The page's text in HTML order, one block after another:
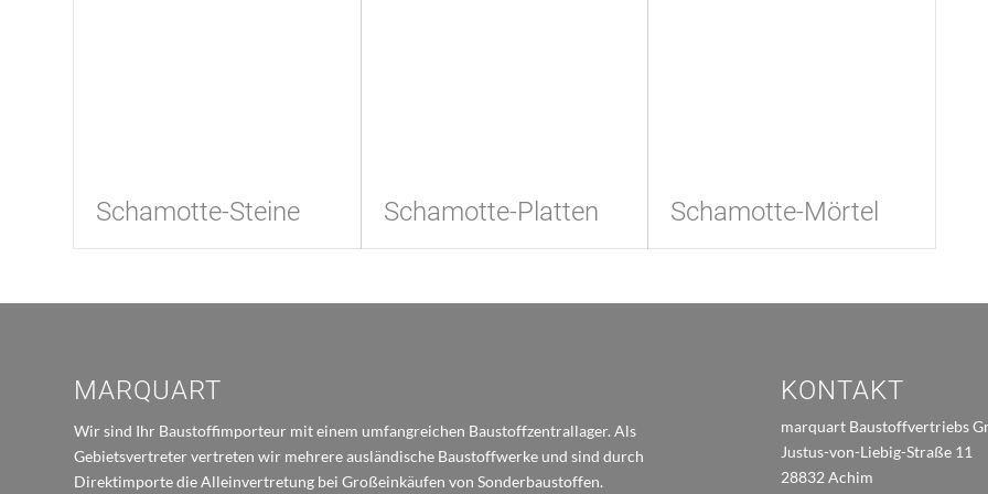
Schamotte-Steine Schamotte-Platten Schamotte-Mörtel
MARQUART
Wir sind Ihr Baustoffimporteur mit einem umfangreichen Baustoffzentrallager. Als
Gebietsvertreter vertreten wir mehrere ausländische Baustoffwerke und sind durch
Direktimporte die Alleinvertretung bei Großeinkäufen von Sonderbaustoffen.
KONTAKT
marquart Baustoffvertriebs
Justus-von-Liebig-Straße 11
28832 Achim